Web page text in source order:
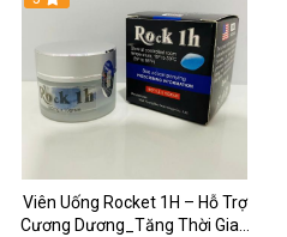
Viên Uống Rocket 1H – Hỗ Trợ
Cương Dương_Tăng Thời Gian